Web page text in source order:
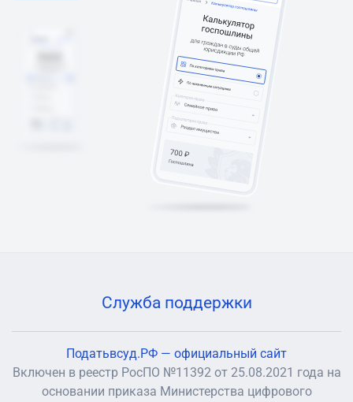
Служба поддержки
Податьвсуд.РФ — официальный сайт
Включен в реестр РосПО №11392 от 25.08.2021 года на
основании приказа Министерства цифрового